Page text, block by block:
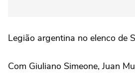
Legião argentina no elenco de
Com Giuliano Simeone, Juan